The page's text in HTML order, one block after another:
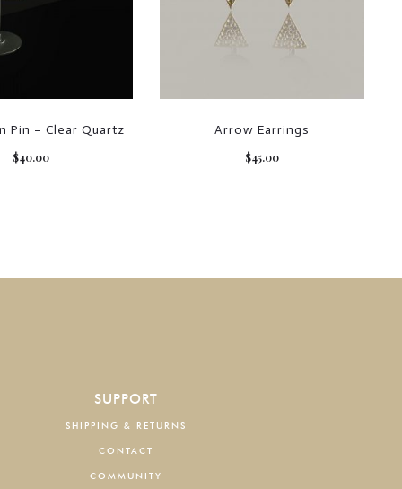
Pin – Clear Quartz
$40.00
Arrow Earrings
$45.00
SUPPORT
SHIPPING & RETURNS
CONTACT
COMMUNITY